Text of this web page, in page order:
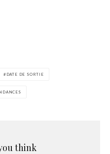
DATE DE SORTIE
think